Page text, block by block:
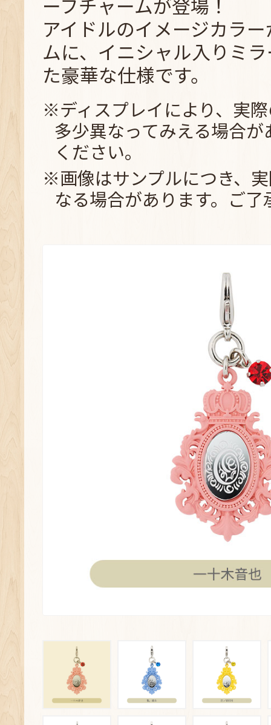
アイドルのイメージカラ
ムに、イニシャル入りミ
た豪華な仕様です。
※ディスプレイにより、実
多少異なってみえる場合
ください。
※画像はサンプルにつき、
なる場合があります。ご